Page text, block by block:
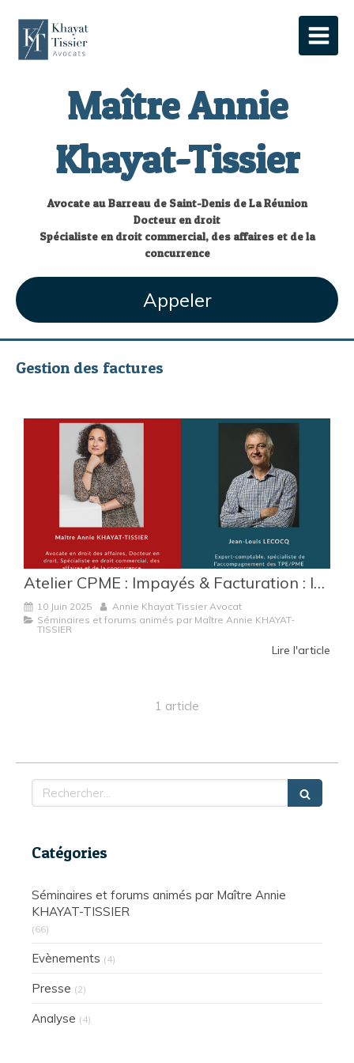
Maître Annie
Khayat-Tissier
Avocate au Barreau de Saint-Denis de La Réunion
Docteur en droit
Spécialiste en droit commercial, des affaires et de la
concurrence
Appeler
Gestion des factures
Atelier CPME : Impayés & Facturation : les bons réflexes à adopter
10 Juin 2025
Annie Khayat Tissier Avocat
Séminaires et forums animés par Maître Annie KHAYAT-
TISSIER
Lire l'article
1 article
Rechercher
Catégories
Séminaires et forums animés par Maître Annie
KHAYAT-TISSIER
(66)
Evènements (4)
Presse (2)
Analyse (4)